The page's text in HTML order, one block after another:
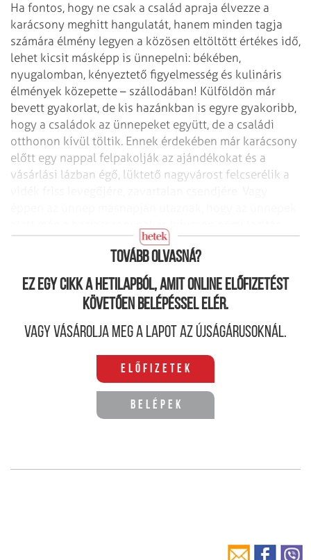
Ha fontos, hogy ne csak a család apraja élvezze a
karácsony meghitt hangulatát, hanem minden tagja
számára élmény legyen a közösen eltöltött értékes idő,
lehet kicsit másképp is ünnepelni: békében,
nyugalomban, kényeztető figyelmesség és kulináris
élmények közepette – szállodában! Külföldön már
bevett gyakorlat, de kis hazánkban is egyre gyakoribb,
hogy a családok az ünnepeket együtt, de a családi
otthonon kívül töltik. Ennek érdekében már karácsony
előtt egy nappal felpakolják az ajándékokat és a
vásárlási lázban égő, lüktető nagyvárost felcserélik a
Tovább olvasná?
Ez egy cikk a hetilapból, amit online előfizetést
követően belépéssel elér.
Vagy vásárolja meg a lapot az újságárusoknál.
Előfizetek
Belépek